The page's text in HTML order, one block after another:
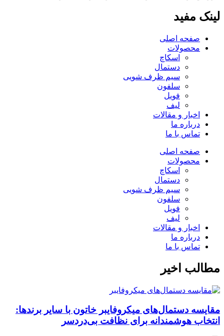
لینک مفید
صفحه اصلی
محصولات
اسکاچ
دستمال
سیم ظرف شویی
سلفون
فویل
لیف
اخبار و مقالات
درباره ما
تماس با ما
صفحه اصلی
محصولات
اسکاچ
دستمال
سیم ظرف شویی
سلفون
فویل
لیف
اخبار و مقالات
درباره ما
تماس با ما
مطالب اخیر
مقایسه دستمال‌های میکروفایبر خاتون با سایر برندها:
انتخاب هوشمندانه برای نظافت بی‌دردسر